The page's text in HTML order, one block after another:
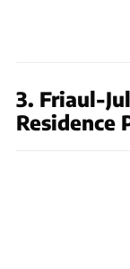
3. Friaul-
Residence